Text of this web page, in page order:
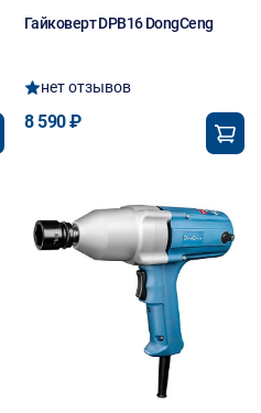
Гайковерт DPB16 DongCeng
нет отзывов
8 590 ₽